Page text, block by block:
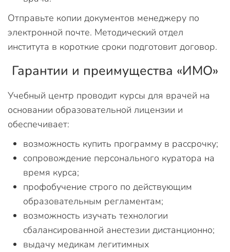
Отправьте копии документов менеджеру по
электронной почте. Методический отдел
института в короткие сроки подготовит договор.
Гарантии и преимущества «ИМО»
Учебный центр проводит курсы для врачей на
основании образовательной лицензии и
обеспечивает:
возможность купить программу в рассрочку;
сопровождение персонального куратора на
время курса;
профобучение строго по действующим
образовательным регламентам;
возможность изучать технологии
сбалансированной анестезии дистанционно;
выдачу медикам легитимных